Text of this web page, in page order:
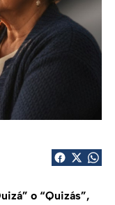
o “Quizás”,